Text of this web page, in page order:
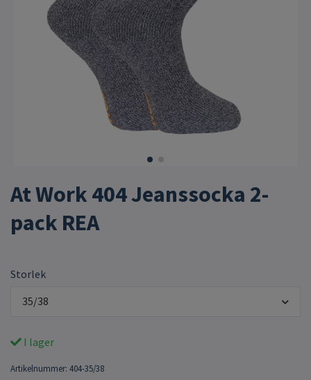
At Work 404 Jeanssocka 2-
pack REA
Storlek
35/38
I lager
Artikelnummer: 404-35/38